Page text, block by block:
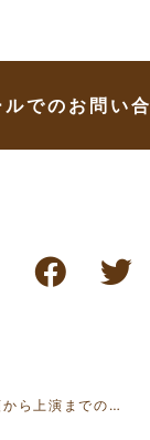
ルでのお問い
ら上演までの流れ